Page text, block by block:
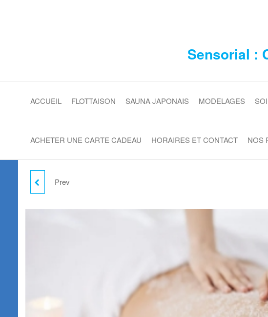
Sensorial :
ACCUEIL FLOTTAISON SAUNA JAPONAIS MODELAGES
ACHETER UNE CARTE CADEAU HORAIRES ET CONTACT NOS
OFFRE FÊTE DES
Prev